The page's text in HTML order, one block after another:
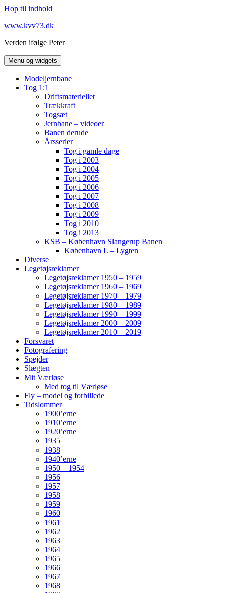
Hop til indhold
www.kvv73.dk
Verden ifølge Peter
Menu og widgets
Modeljernbane
Tog 1:1
Driftsmateriellet
Trækkraft
Togsæt
Jernbane – videoer
Banen derude
Årsserier
Tog i gamle dage
Tog i 2003
Tog i 2004
Tog i 2005
Tog i 2006
Tog i 2007
Tog i 2008
Tog i 2009
Tog i 2010
Tog i 2013
KSB – København Slangerup Banen
København L – Lygten
Diverse
Legetøjsreklamer
Legetøjsreklamer 1950 – 1959
Legetøjsreklamer 1960 – 1969
Legetøjsreklamer 1970 – 1979
Legetøjsreklamer 1980 – 1989
Legetøjsreklamer 1990 – 1999
Legetøjsreklamer 2000 – 2009
Legetøjsreklamer 2010 – 2019
Forsvaret
Fotografering
Spejder
Slægten
Mit Værløse
Med tog til Værløse
Fly – model og forbillede
Tidslommer
1900’erne
1910’erne
1920’erne
1935
1938
1940’erne
1950 – 1954
1956
1957
1958
1959
1960
1961
1962
1963
1964
1965
1966
1967
1968